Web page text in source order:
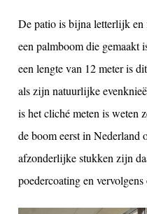
De patio is bijna letterlijk en
een palmboom die gemaakt
een lengte van 12 meter is
als zijn natuurlijke
is het cliché meten is weten
de boom eerst in Nederland
afzonderlijke stukken zijn
poedercoating en